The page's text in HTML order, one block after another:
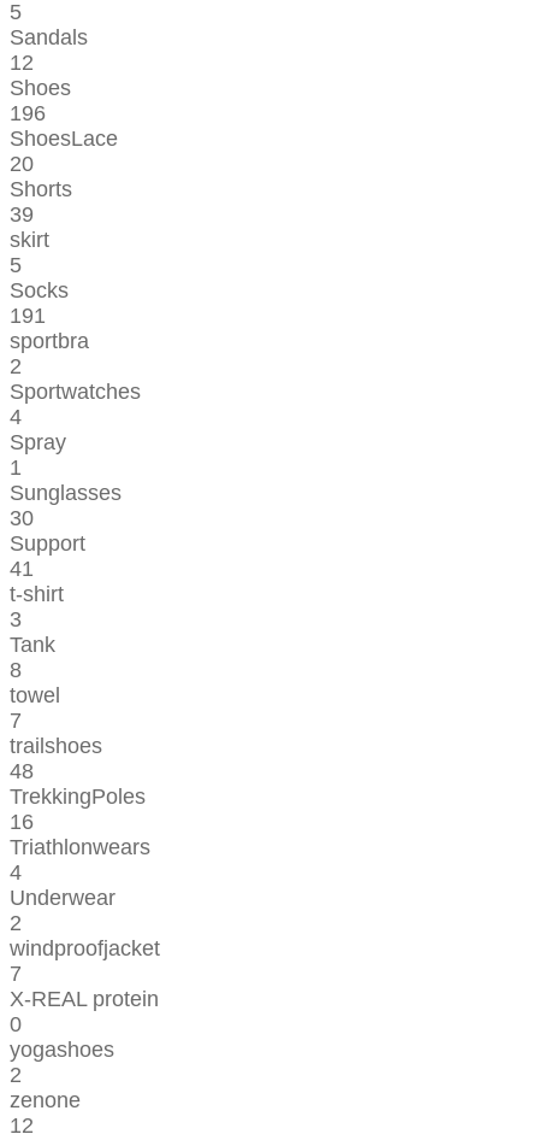
5
Sandals
12
Shoes
196
ShoesLace
20
Shorts
39
skirt
5
Socks
191
sportbra
2
Sportwatches
4
Spray
1
Sunglasses
30
Support
41
t-shirt
3
Tank
8
towel
7
trailshoes
48
TrekkingPoles
16
Triathlonwears
4
Underwear
2
windproofjacket
7
X-REAL protein
0
yogashoes
2
zenone
12